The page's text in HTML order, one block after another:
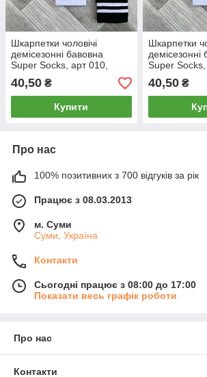
Шкарпетки чоловічі
демісезонні бавовна
Super Socks, арт 010,
розмір 39-42, асорті,
08534
40,50 ₴
Купити
Шкарпетки
демісезонні
Super
розмір 42-44,
08535
40,50₴
Про нас
100% позитивних з 700 відгуків за рік
Працює з 08.03.2013
м. Суми
Суми, Україна
Контакти
Сьогодні працює з 08:00 до 17:00
Показати весь графік роботи
Про нас
Контакти